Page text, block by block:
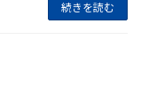
続きを読む